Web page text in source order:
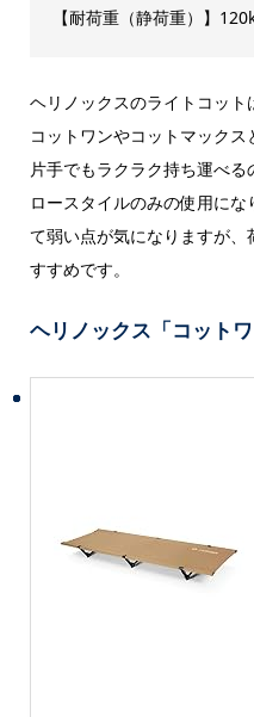
【耐荷重（静荷重）】
ヘリノックスのライトコット
コットワンやコットマック
片手でもラクラク持ち運べ
ロースタイルのみの使用に
て弱い点が気になりますが
すすめです。
ヘリノックス「コット